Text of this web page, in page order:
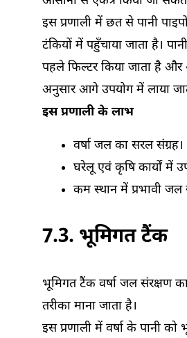
इस प्रणाली में छत से पानी
टंकियों में पहुँचाया जाता है।
पहले फिल्टर किया जाता है
अनुसार आगे उपयोग में लाया
इस प्रणाली के लाभ
वर्षा जल का सरल संग्रह।
घरेलू एवं कृषि कार्यों में
कम स्थान में प्रभावी जल
7.3. भूमिगत टैंक
भूमिगत टैंक वर्षा जल संरक्षण
तरीका माना जाता है।
इस प्रणाली में वर्षा के पानी